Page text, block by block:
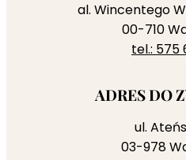
al. Wincentego
00-710
tel.: 575
ADRES DO
ul.
03-978